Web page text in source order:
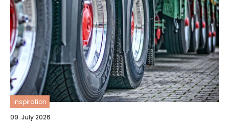
inspiration
09. July 2026